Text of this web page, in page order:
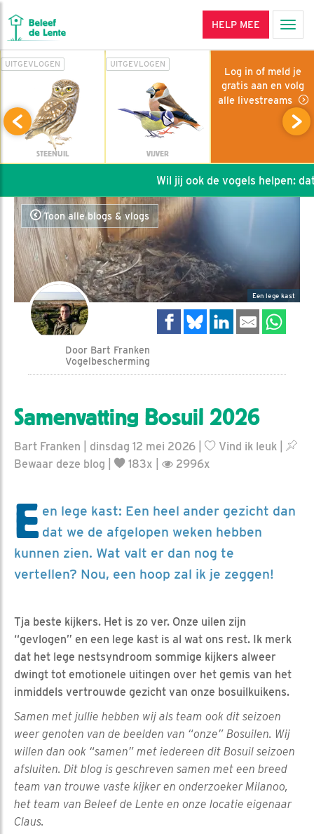
HELP MEE
UITGEVLOGEN
STEENUIL
UITGEVLOGEN
VIJVER
Log in of meld je
gratis aan en volg
alle livestreams
Wil jij ook de vogels helpen: dat
Toon alle blogs & vlogs
Een lege kast
Door Bart Franken
Vogelbescherming
Samenvatting Bosuil 2026
Bart Franken | dinsdag 12 mei 2026 | Vind ik leuk
Bewaar deze blog
183x | 2996x
E en lege kast: Een heel ander gezicht dan
dat we de afgelopen weken hebben
kunnen zien. Wat valt er dan nog te
vertellen? Nou, een hoop zal ik je zeggen!
Tja beste kijkers. Het is zo ver. Onze uilen zijn
“gevlogen” en een lege kast is al wat ons rest. Ik merk
dat het lege nestsyndroom sommige kijkers alweer
dwingt tot emotionele uitingen over het gemis van het
inmiddels vertrouwde gezicht van onze bosuilkuikens.
Samen met jullie hebben wij als team ook dit seizoen
weer genoten van de beelden van “onze” Bosuilen. Wij
willen dan ook “samen” met iedereen dit Bosuil seizoen
afsluiten. Dit blog is geschreven samen met een breed
team van trouwe vaste kijker en onderzoeker Milanoo,
het team van Beleef de Lente en onze locatie eigenaar
Claus.